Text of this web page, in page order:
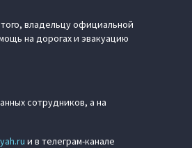
владельцу официальной
на дорогах и эвакуацию
сотрудников, а на
и в телеграм-канале